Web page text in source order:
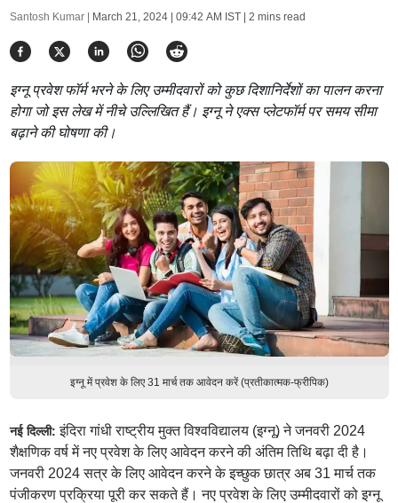
Santosh Kumar | March 21, 2024 | 09:42 AM IST| 2 mins read
इग्नू प्रवेश फॉर्म भरने के लिए उम्मीदवारों को कुछ दिशानिर्देशों का पालन करना
होगा जो इस लेख में नीचे उल्लिखित हैं। इग्नू ने एक्स प्लेटफॉर्म पर समय सीमा
बढ़ाने की घोषणा की।
इग्नू में प्रवेश के लिए 31 मार्च तक आवेदन करें (प्रतीकात्मक-फ्रीपिक)
नई दिल्ली: इंदिरा गांधी राष्ट्रीय मुक्त विश्वविद्यालय (इग्नू) ने जनवरी 2024
शैक्षणिक वर्ष में नए प्रवेश के लिए आवेदन करने की अंतिम तिथि बढ़ा दी है।
जनवरी 2024 सत्र के लिए आवेदन करने के इच्छुक छात्र अब 31 मार्च तक
पंजीकरण प्रक्रिया पूरी कर सकते हैं। नए प्रवेश के लिए उम्मीदवारों को इग्नू